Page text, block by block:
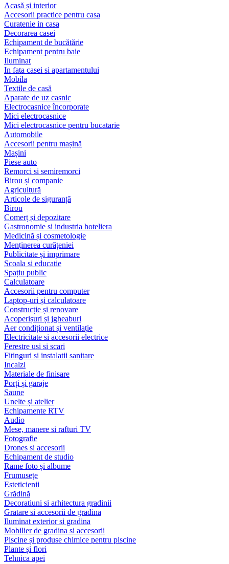
Acasă și interior
Accesorii practice pentru casa
Curatenie in casa
Decorarea casei
Echipament de bucătărie
Echipament pentru baie
Iluminat
In fata casei si apartamentului
Mobila
Textile de casă
Aparate de uz casnic
Electrocasnice încorporate
Mici electrocasnice
Mici electrocasnice pentru bucatarie
Automobile
Accesorii pentru mașină
Mașini
Piese auto
Remorci si semiremorci
Birou și companie
Agricultură
Articole de siguranță
Birou
Comerț și depozitare
Gastronomie si industria hoteliera
Medicină și cosmetologie
Menținerea curățeniei
Publicitate și imprimare
Scoala si educatie
Spațiu public
Calculatoare
Accesorii pentru computer
Laptop-uri și calculatoare
Construcție și renovare
Acoperișuri și jgheaburi
Aer condiționat și ventilație
Electricitate si accesorii electrice
Ferestre usi si scari
Fitinguri si instalatii sanitare
Incalzi
Materiale de finisare
Porți și garaje
Saune
Unelte și atelier
Echipamente RTV
Audio
Mese, manere si rafturi TV
Fotografie
Drones si accesorii
Echipament de studio
Rame foto și albume
Frumuseţe
Esteticienii
Grădină
Decoratiuni si arhitectura gradinii
Gratare si accesorii de gradina
Iluminat exterior si gradina
Mobilier de gradina si accesorii
Piscine și produse chimice pentru piscine
Plante și flori
Tehnica apei